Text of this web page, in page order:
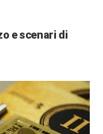
e scenari di